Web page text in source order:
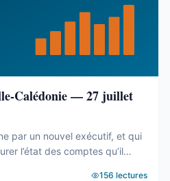
Calédonie — 27 juillet
par un nouvel exécutif, et qui
l’état des comptes qu’il
156 lectures